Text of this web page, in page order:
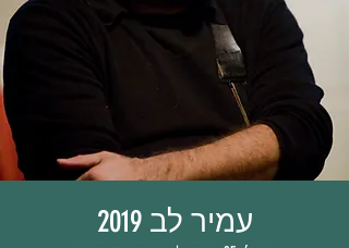
עמיר לב 2019